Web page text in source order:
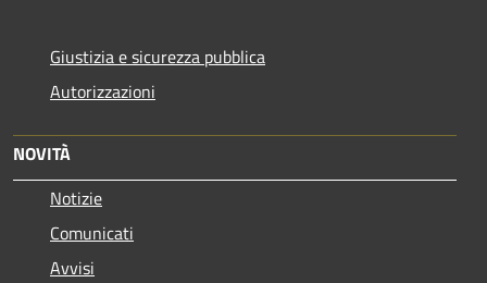
Giustizia e sicurezza pubblica
Autorizzazioni
NOVITÀ
Notizie
Comunicati
Avvisi